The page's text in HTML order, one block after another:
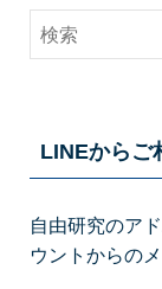
LINEからご
自由研究のア
ウントからの